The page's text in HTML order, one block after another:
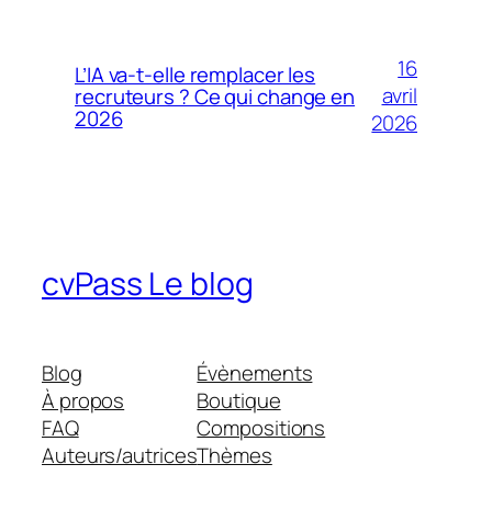
L’IA va-t-elle remplacer les
recruteurs ? Ce qui change en
2026
16
avril
2026
cvPass Le blog
Blog
À propos
FAQ
Auteurs/autrices
Évènements
Boutique
Compositions
Thèmes